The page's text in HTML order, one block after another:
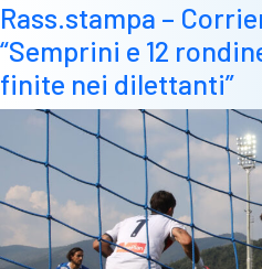
Rass.stampa –
“Semprini e 12
finite nei dilettanti”